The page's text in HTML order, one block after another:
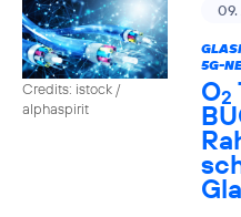
Credits: istock /
alphaspirit
09.
5G-
O2